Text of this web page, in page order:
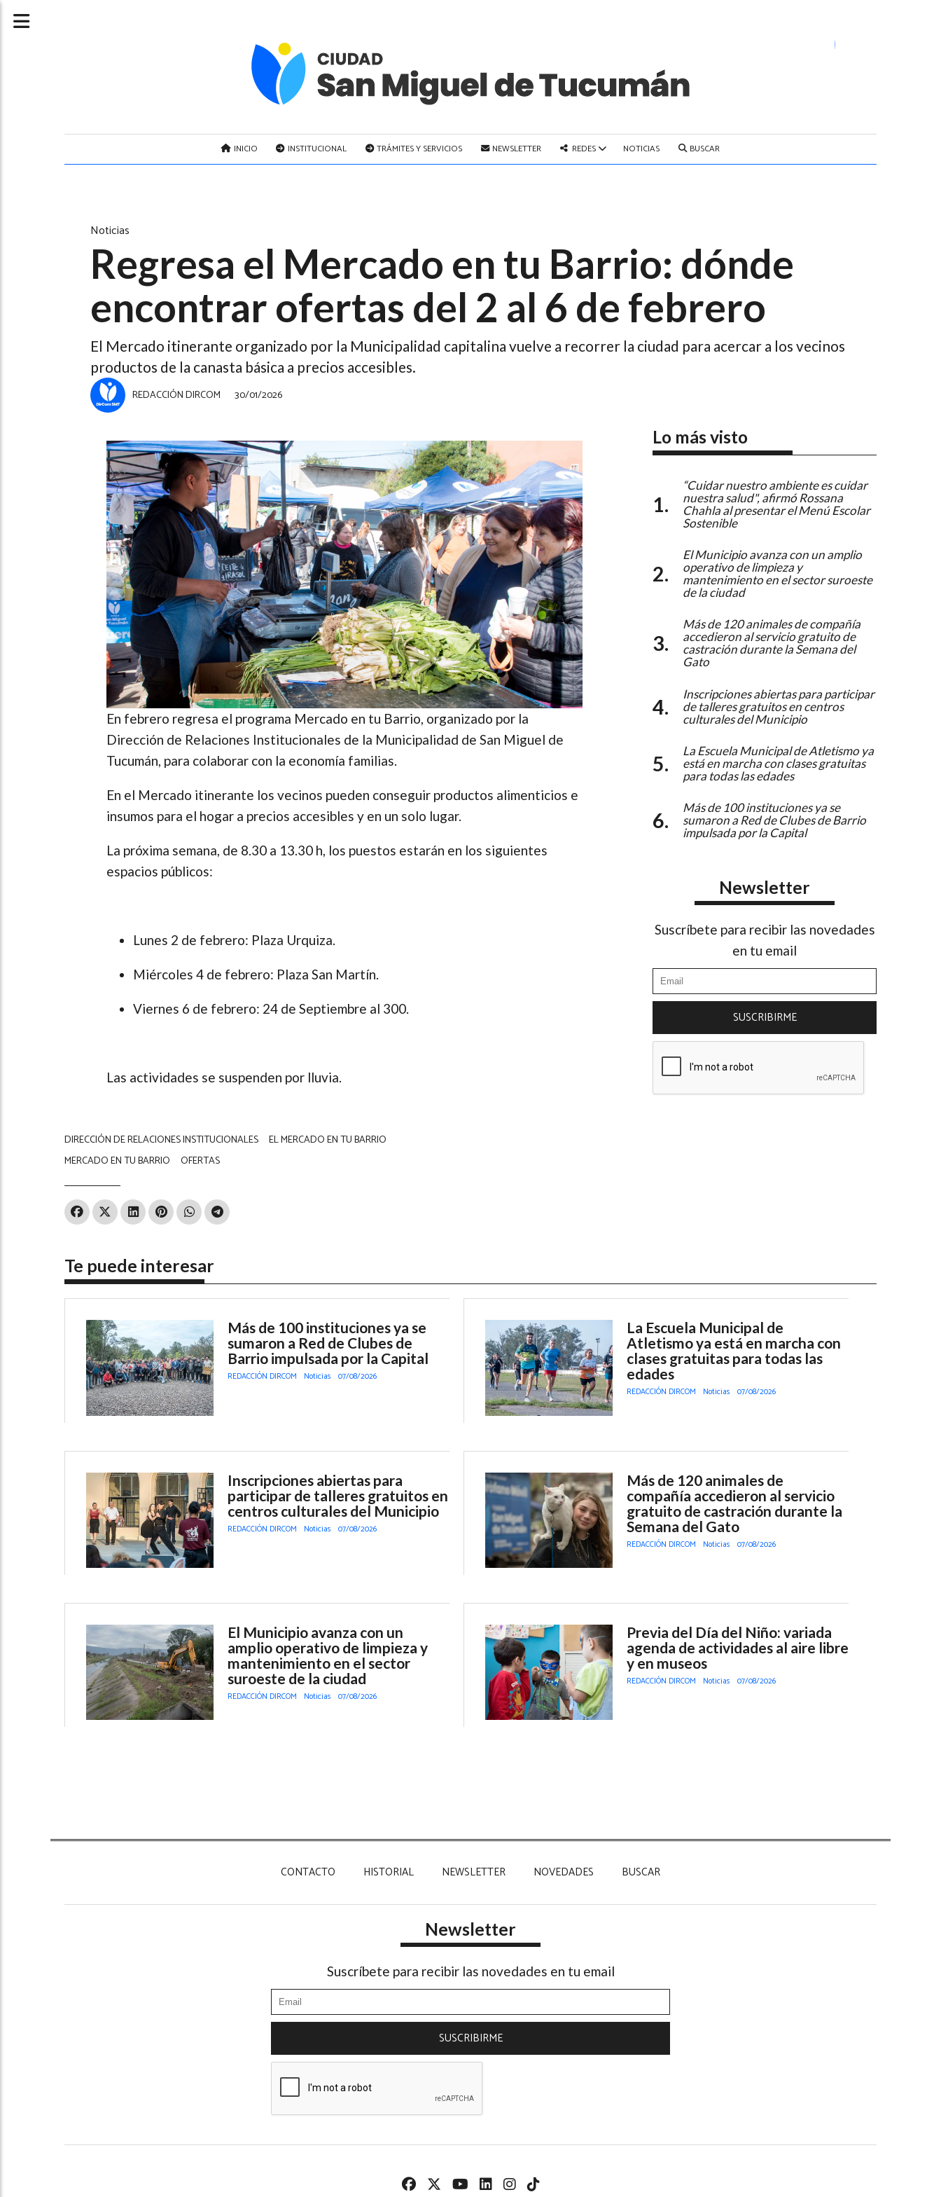
INICIO INSTITUCIONAL TRÁMITES Y SERVICIOS NEWSLETTER REDES NOTICIAS BUSCAR
Regresa el Mercado en tu Barrio: dónde
encontrar ofertas del 2 al 6 de febrero
El Mercado itinerante organizado por la Municipalidad capitalina vuelve a recorrer la ciudad para acercar a los vecinos
productos de la canasta básica a precios accesibles.
Noticias
30/01/2026
REDACCIÓN DIRCOM
En febrero regresa el programa Mercado en tu Barrio, organizado por la
Dirección de Relaciones Institucionales de la Municipalidad de San Miguel de
Tucumán, para colaborar con la economía familias.
En el Mercado itinerante los vecinos pueden conseguir productos alimenticios e
insumos para el hogar a precios accesibles y en un solo lugar.
La próxima semana, de 8.30 a 13.30 h, los puestos estarán en los siguientes
espacios públicos:
Lunes 2 de febrero: Plaza Urquiza.
Miércoles 4 de febrero: Plaza San Martín.
Viernes 6 de febrero: 24 de Septiembre al 300.
Las actividades se suspenden por lluvia.
DIRECCIÓN DE RELACIONES INSTITUCIONALES
EL MERCADO EN TU BARRIO
MERCADO EN TU BARRIO
OFERTAS
Te puede interesar
Más de 100 instituciones ya se
sumaron a Red de Clubes de
Barrio impulsada por la Capital
REDACCIÓN DIRCOM Noticias 07/08/2026
La Escuela Municipal de
Atletismo ya está en marcha con
clases gratuitas para todas las
edades
REDACCIÓN DIRCOM Noticias 07/08/2026
Inscripciones abiertas para
participar de talleres gratuitos en
centros culturales del Municipio
REDACCIÓN DIRCOM Noticias 07/08/2026
Más de 120 animales de
compañía accedieron al servicio
gratuito de castración durante la
Semana del Gato
REDACCIÓN DIRCOM Noticias 07/08/2026
El Municipio avanza con un
amplio operativo de limpieza y
mantenimiento en el sector
suroeste de la ciudad
REDACCIÓN DIRCOM Noticias 07/08/2026
Previa del Día del Niño: variada
agenda de actividades al aire libre
y en museos
REDACCIÓN DIRCOM Noticias 07/08/2026
Lo más visto
“Cuidar nuestro ambiente es cuidar
nuestra salud", afirmó Rossana
Chahla al presentar el Menú Escolar
Sostenible
El Municipio avanza con un amplio
operativo de limpieza y
mantenimiento en el sector suroeste
de la ciudad
Más de 120 animales de compañía
accedieron al servicio gratuito de
castración durante la Semana del
Gato
Inscripciones abiertas para participar
de talleres gratuitos en centros
culturales del Municipio
La Escuela Municipal de Atletismo ya
está en marcha con clases gratuitas
para todas las edades
Más de 100 instituciones ya se
sumaron a Red de Clubes de Barrio
impulsada por la Capital
Newsletter
Suscríbete para recibir las novedades
en tu email
SUSCRIBIRME
CONTACTO HISTORIAL NEWSLETTER NOVEDADES BUSCAR
Newsletter
Suscríbete para recibir las novedades en tu email
SUSCRIBIRME